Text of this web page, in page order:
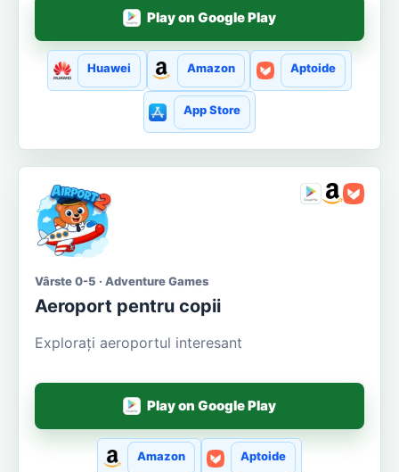
Play on Google Play
Huawei Amazon Aptoide
App Store
Vârste 0-5 · Adventure Games
Aeroport pentru copii
Explorați aeroportul interesant
Play on Google Play
Amazon Aptoide